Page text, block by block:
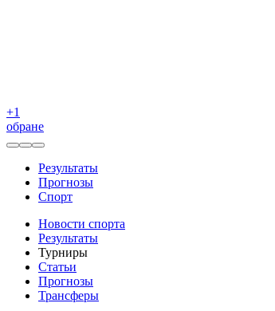
+1
обране
Результаты
Прогнозы
Спорт
Новости спорта
Результаты
Турниры
Статьи
Прогнозы
Трансферы